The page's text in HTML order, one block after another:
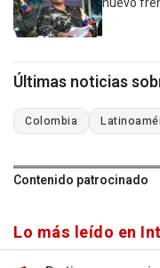
Últimas noticias
Colombia
Contenido patrocinado
Lo más leído en